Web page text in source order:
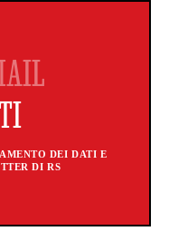
DEI DATI E
DI RS